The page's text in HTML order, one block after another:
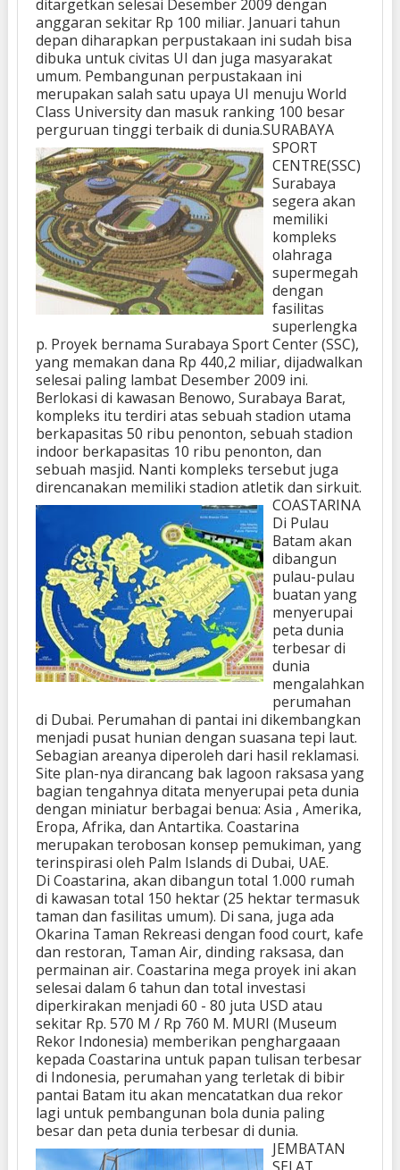
ditargetkan selesai Desember 2009 dengan
anggaran sekitar Rp 100 miliar. Januari tahun
depan diharapkan perpustakaan ini sudah bisa
dibuka untuk civitas UI dan juga masyarakat
umum. Pembangunan perpustakaan ini
merupakan salah satu upaya UI menuju World
Class University dan masuk ranking 100 besar
perguruan tinggi terbaik di dunia.SURABAYA
SPORT
CENTRE(SSC)
Surabaya
segera akan
memiliki
kompleks
olahraga
supermegah
dengan
fasilitas
superlengka
p. Proyek bernama Surabaya Sport Center (SSC),
yang memakan dana Rp 440,2 miliar, dijadwalkan
selesai paling lambat Desember 2009 ini.
Berlokasi di kawasan Benowo, Surabaya Barat,
kompleks itu terdiri atas sebuah stadion utama
berkapasitas 50 ribu penonton, sebuah stadion
indoor berkapasitas 10 ribu penonton, dan
sebuah masjid. Nanti kompleks tersebut juga
direncanakan memiliki stadion atletik dan sirkuit.
COASTARINA
Di Pulau
Batam akan
dibangun
pulau-pulau
buatan yang
menyerupai
peta dunia
terbesar di
dunia
mengalahkan
perumahan
di Dubai. Perumahan di pantai ini dikembangkan
menjadi pusat hunian dengan suasana tepi laut.
Sebagian areanya diperoleh dari hasil reklamasi.
Site plan-nya dirancang bak lagoon raksasa yang
bagian tengahnya ditata menyerupai peta dunia
dengan miniatur berbagai benua: Asia , Amerika,
Eropa, Afrika, dan Antartika. Coastarina
merupakan terobosan konsep pemukiman, yang
terinspirasi oleh Palm Islands di Dubai, UAE.
Di Coastarina, akan dibangun total 1.000 rumah
di kawasan total 150 hektar (25 hektar termasuk
taman dan fasilitas umum). Di sana, juga ada
Okarina Taman Rekreasi dengan food court, kafe
dan restoran, Taman Air, dinding raksasa, dan
permainan air. Coastarina mega proyek ini akan
selesai dalam 6 tahun dan total investasi
diperkirakan menjadi 60 - 80 juta USD atau
sekitar Rp. 570 M / Rp 760 M. MURI (Museum
Rekor Indonesia) memberikan penghargaaan
kepada Coastarina untuk papan tulisan terbesar
di Indonesia, perumahan yang terletak di bibir
pantai Batam itu akan mencatatkan dua rekor
lagi untuk pembangunan bola dunia paling
besar dan peta dunia terbesar di dunia.
JEMBATAN